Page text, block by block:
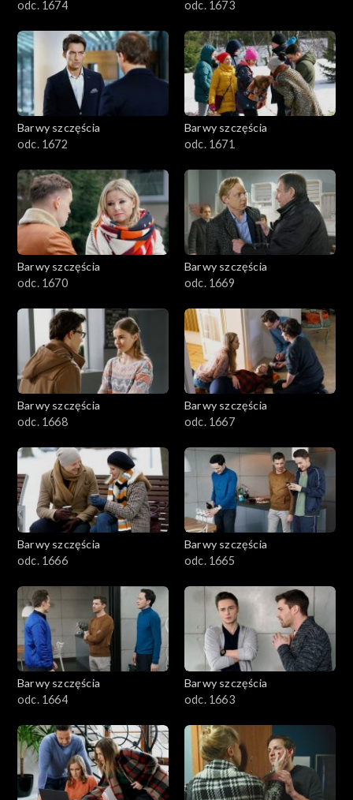
odc. 1674 odc. 1673
Barwy szczęścia
odc. 1672
Barwy szczęścia
odc. 1671
Barwy szczęścia
odc. 1670
Barwy szczęścia
odc. 1669
Barwy szczęścia
odc. 1668
Barwy szczęścia
odc. 1667
Barwy szczęścia
odc. 1666
Barwy szczęścia
odc. 1665
Barwy szczęścia
odc. 1664
Barwy szczęścia
odc. 1663